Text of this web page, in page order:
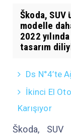
Škoda, SUV
modelle
2022
tasarım
Ds N°4’te
İkinci El
Karışıyor
Škoda,